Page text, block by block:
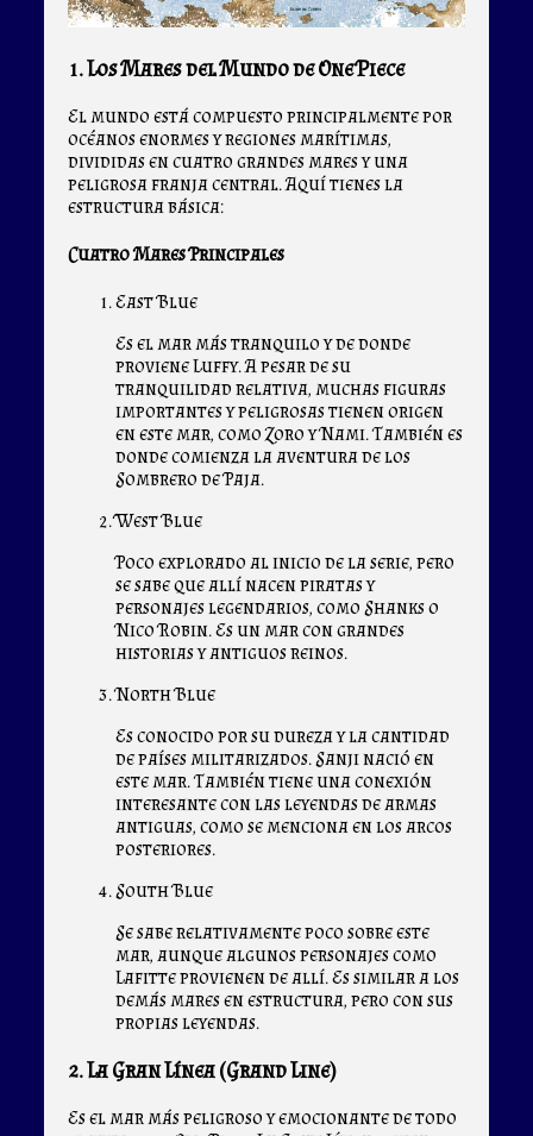
1. Los Mares del Mundo de One Piece
El mundo está compuesto principalmente por
océanos enormes y regiones marítimas,
divididas en cuatro grandes mares y una
peligrosa franja central. Aquí tienes la
estructura básica:
Cuatro Mares Principales
East Blue
Es el mar más tranquilo y de donde
proviene Luffy. A pesar de su
tranquilidad relativa, muchas figuras
importantes y peligrosas tienen origen
en este mar, como Zoro y Nami. También es
donde comienza la aventura de los
Sombrero de Paja.
West Blue
Poco explorado al inicio de la serie, pero
se sabe que allí nacen piratas y
personajes legendarios, como Shanks o
Nico Robin. Es un mar con grandes
historias y antiguos reinos.
North Blue
Es conocido por su dureza y la cantidad
de países militarizados. Sanji nació en
este mar. También tiene una conexión
interesante con las leyendas de armas
antiguas, como se menciona en los arcos
posteriores.
South Blue
Se sabe relativamente poco sobre este
mar, aunque algunos personajes como
Lafitte provienen de allí. Es similar a los
demás mares en estructura, pero con sus
propias leyendas.
2. La Gran Línea (Grand Line)
Es el mar más peligroso y emocionante de todo